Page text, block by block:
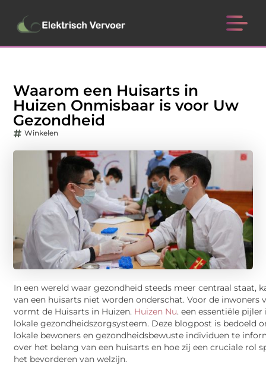
Waarom een Huisarts in
Huizen Onmisbaar is voor Uw
Gezondheid
Winkelen
In een wereld waar gezondheid steeds meer centraal staat,
van een huisarts niet worden onderschat. Voor de inwoners
vormt de Huisarts in Huizen. Huizen Nu. een essentiële pijler
lokale gezondheidszorgsysteem. Deze blogpost is bedoeld
lokale bewoners en gezondheidsbewuste individuen te
over het belang van een huisarts en hoe zij een cruciale rol
het bevorderen van welzijn.